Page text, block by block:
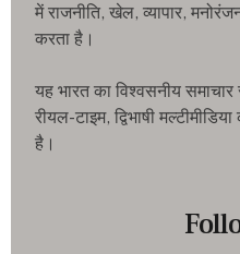
में राजनीति, खेल, व्यापार,
करता है।
यह भारत का विश्वसनीय
रीयल-टाइम, द्विभाषी
है।